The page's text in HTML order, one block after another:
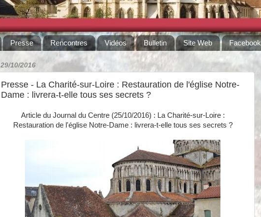
Presse Rencontres Vidéos Bulletin Site Web Facebook
29/10/2016
Presse - La Charité-sur-Loire : Restauration de l'église Notre-
Dame : livrera-t-elle tous ses secrets ?
Article du Journal du Centre (25/10/2016) : La Charité-sur-Loire :
Restauration de l'église Notre-Dame : livrera-t-elle tous ses secrets ?